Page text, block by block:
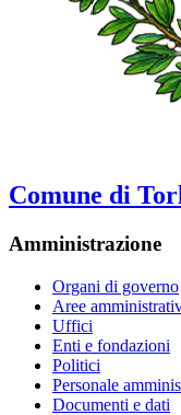
Comune di
Amministrazione
Organi di governo
Aree
Uffici
Enti e fondazioni
Politici
Personale
Documenti e dati